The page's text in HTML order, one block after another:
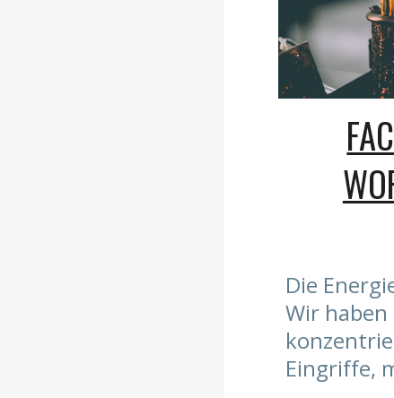
Die
Wir
Eingriffe,